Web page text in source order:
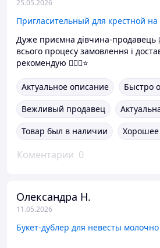
25.05.2026
Дуже приємна дівчина-продавець
всього процесу замовлення і
рекомендую 👍🏻💯⭐
Актуальное описание
Быстро
Вежливый продавец
Товар был в наличии
Хорошее
Коментарии 0
Олександра Н.
11.05.2026